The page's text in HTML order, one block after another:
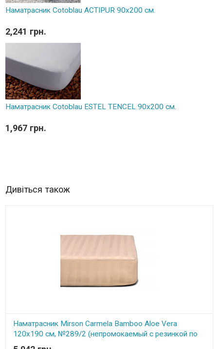
Наматрасник Cotoblau ACTIPUR 90х200 см.
2,241 грн.
Наматрасник Cotoblau ESTEL TENCEL 90х200 см.
1,967 грн.
Дивіться також
Наматрасник Mirson Carmela Bamboo Aloe Vera
120x190 см, №289/2 (непромокаемый с резинкой по
периметру)